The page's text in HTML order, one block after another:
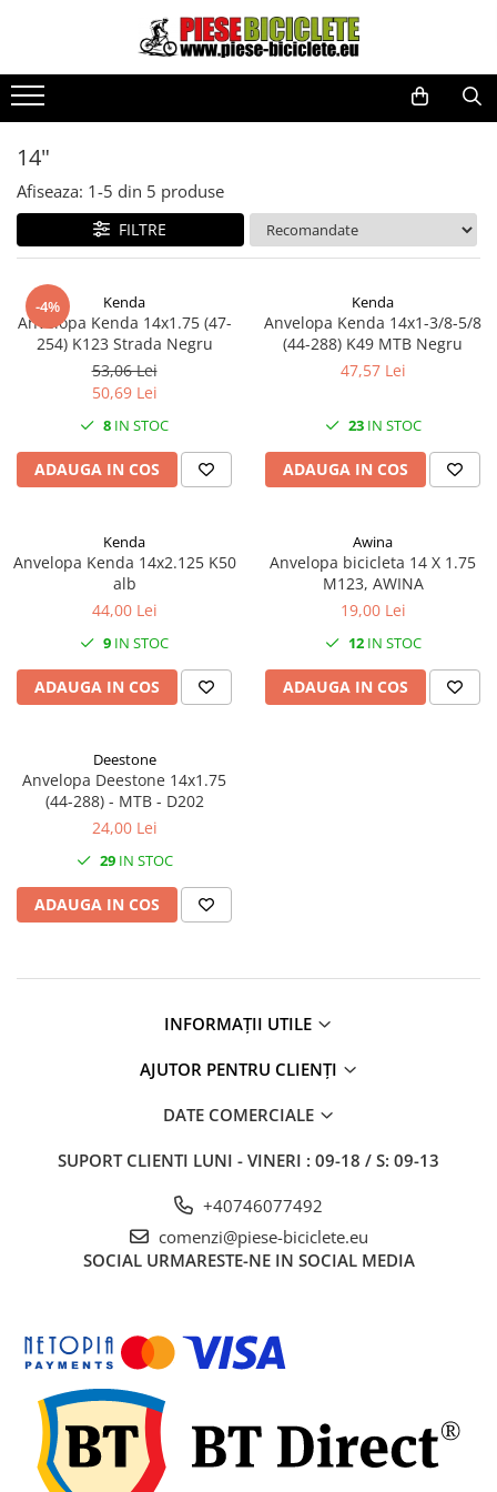
Toate Produsele
Biciclete
Biciclete fara pedale
City
Copii
Cursiere
Mountain Bike
Pliabile
Role
Skateboard
Trekking
Triciclete
Trotinete
Scutere
Piese vehicule electrice
Anvelope biciclete/scuter electrice
Anvelope trotinete
Camere biciclete electrice
Camere trotinete
Discuri frana trotinete
Diverse piese
Far trotineta
Placute frana trotinete
16"
20"
26"
14"
Afiseaza: 1-5 din 5 produse
FILTRE
-4% Kenda
Anvelopa Kenda 14x1.75 (47-
254) K123 Strada Negru
53,06 Lei
50,69 Lei
8 IN STOC
ADAUGA IN COS
Kenda
Anvelopa Kenda 14x1-3/8-5/8
(44-288) K49 MTB Negru
47,57 Lei
23IN STOC
ADAUGA IN COS
Kenda
Anvelopa Kenda 14x2.125 K50
alb
44,00 Lei
9 IN STOC
ADAUGA IN COS
Awina
Anvelopa bicicleta 14 X 1.75
M123, AWINA
19,00 Lei
12IN STOC
ADAUGA IN COS
Deestone
Anvelopa Deestone 14x1.75
(44-288) - MTB - D202
24,00 Lei
29IN STOC
ADAUGA IN COS
INFORMAȚII UTILE
AJUTOR PENTRU CLIENȚI
DATE COMERCIALE
SUPORT CLIENTI LUNI - VINERI : 09-18 / S: 09-13
+40746077492
comenzi@piese-biciclete.eu
SOCIAL URMARESTE-NE IN SOCIAL MEDIA